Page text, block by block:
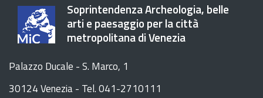
Soprintendenza Archeologia, belle
arti e paesaggio per la città
metropolitana di Venezia
Palazzo Ducale - S. Marco, 1
30124 Venezia - Tel. 041-2710111